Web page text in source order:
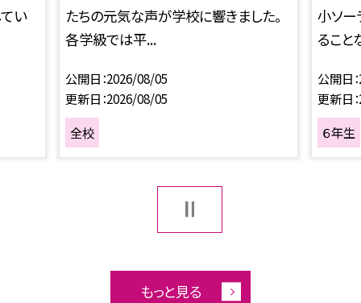
い
たちの元気な声が学校に響きました。
各学級では平...
公開日 2026/08/05
更新日 2026/08/05
全校
小ソー
ること
公開日
更新日
６年生
もっと見る